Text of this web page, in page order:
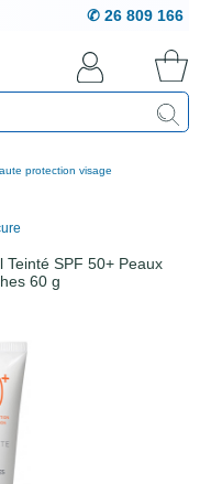
✆ 26 809 166
protection visage
Teinté SPF 50+ Peaux
60 g